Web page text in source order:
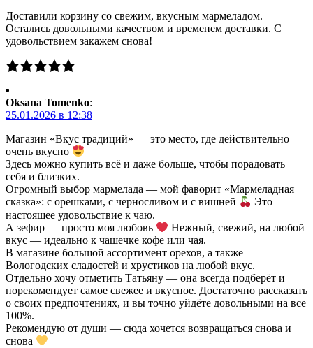
Доставили корзину со свежим, вкусным мармеладом.
Остались довольными качеством и временем доставки. С
удовольствием закажем снова!
Oksana Tomenko:
25.01.2026 в 12:38
Магазин «Вкус традиций» — это место, где действительно
очень вкусно
Здесь можно купить всё и даже больше, чтобы порадовать
себя и близких.
Огромный выбор мармелада — мой фаворит «Мармеладная
сказка»: с орешками, с черносливом и с вишней
Это
настоящее удовольствие к чаю.
А зефир — просто моя любовь
Нежный, свежий, на любой
вкус — идеально к чашечке кофе или чая.
В магазине большой ассортимент орехов, а также
Вологодских сладостей и хрустиков на любой вкус.
Отдельно хочу отметить Татьяну — она всегда подберёт и
порекомендует самое свежее и вкусное. Достаточно рассказать
о своих предпочтениях, и вы точно уйдёте довольными на все
100%.
Рекомендую от души — сюда хочется возвращаться снова и
снова